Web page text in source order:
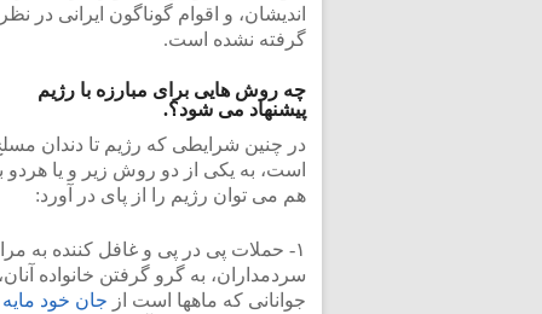
اندیشان، و اقوام گوناگون ایرانی در نظر
گرفته نشده است.
چه روش هایی برای مبارزه با رژیم
پیشنهاد می شود؟.
در چنین شرایطی که رژیم تا دندان
است، به یکی از دو روش زیر و یا هردو
هم می توان رژیم را از پای در آورد:
۱- حملات پی در پی و غافل کننده به
سردمداران، به گرو گرفتن خانواده
جوانانی که ماهها است از جان خود مایه